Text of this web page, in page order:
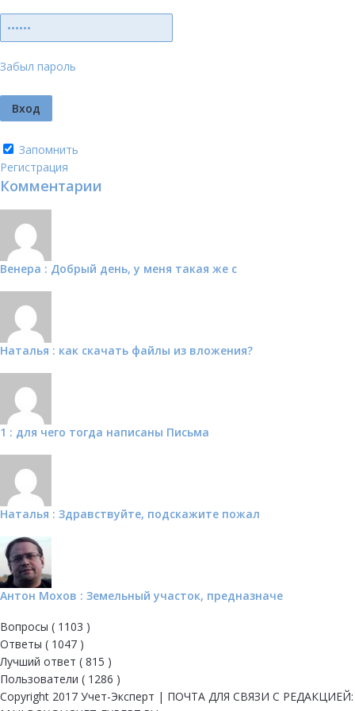
Забыл пароль
Запомнить
Регистрация
Комментарии
Венера : Добрый день, у меня такая же с
Наталья : как скачать файлы из вложения?
1 : для чего тогда написаны Письма
Наталья : Здравствуйте, подскажите пожал
Антон Мохов : Земельный участок, предназначе
Вопросы ( 1103 )
Ответы ( 1047 )
Лучший ответ ( 815 )
Пользователи ( 1286 )
Copyright 2017 Учет-Эксперт | ПОЧТА ДЛЯ СВЯЗИ С РЕДАКЦИЕЙ: